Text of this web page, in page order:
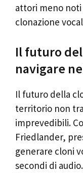
attori meno
clonazione
Il futuro
navigare
Il futuro della
territorio non
imprevedibili.
Friedlander,
generare cloni
secondi di